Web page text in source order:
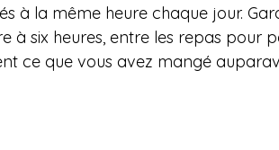
à la même heure chaque jour.
à six heures, entre les repas pour
ce que vous avez mangé